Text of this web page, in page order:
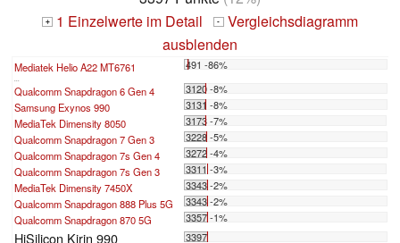
+ 1 Einzelwerte im Detail - Vergleichsdiagramm
ausblenden
Mediatek Helio A22 MT6761 491 -86%
Qualcomm Snapdragon 6 Gen 4
3120 -8%
Samsung Exynos 990
3131 -8%
MediaTek Dimensity 8050
3173 -7%
Qualcomm Snapdragon 7 Gen 3
3228 -5%
Qualcomm Snapdragon 7s Gen 4
3272 -4%
Qualcomm Snapdragon 7s Gen 3
3311 -3%
MediaTek Dimensity 7450X
3343 -2%
Qualcomm Snapdragon 888 Plus 5G
3343 -2%
Qualcomm Snapdragon 870 5G
3357 -1%
HiSilicon Kirin 990
3397